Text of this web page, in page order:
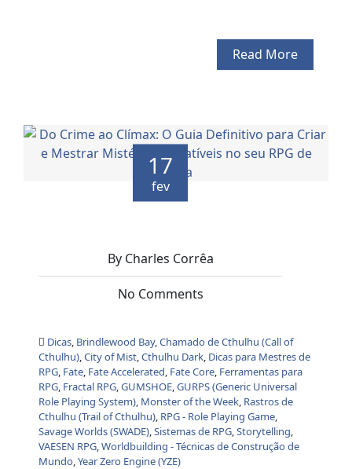
Read More
17
fev
By Charles Corrêa
No Comments
Dicas, Brindlewood Bay,Chamado de Cthulhu (Call of
Cthulhu),City of Mist,Cthulhu Dark, Dicas para Mestres de
RPG, Fate, Fate Accelerated, Fate Core, Ferramentas para
RPG, Fractal RPG,GUMSHOE,GURPS (Generic Universal
Role Playing System), Monster of the Week, Rastros de
Cthulhu (Trail of Cthulhu), RPG - Role Playing Game,
Savage Worlds (SWADE),Sistemas de RPG,Storytelling,
VAESEN RPG,Worldbuilding - Técnicas de Construção de
Mundo,Year Zero Engine (YZE)